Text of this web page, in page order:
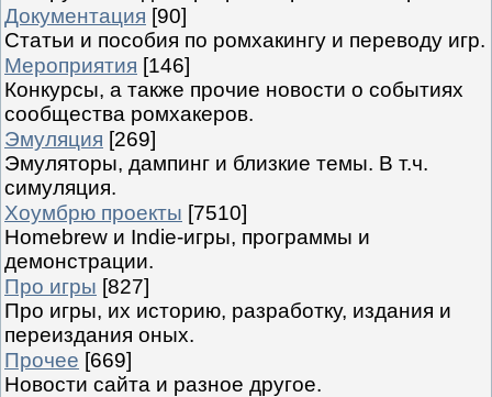
Документация [90]
Статьи и пособия по ромхакингу и переводу игр.
Мероприятия [146]
Конкурсы, а также прочие новости о событиях
сообщества ромхакеров.
Эмуляция [269]
Эмуляторы, дампинг и близкие темы. В т.ч.
симуляция.
Хоумбрю проекты [7510]
Homebrew и Indie-игры, программы и
демонстрации.
Про игры [827]
Про игры, их историю, разработку, издания и
переиздания оных.
Прочее [669]
Новости сайта и разное другое.